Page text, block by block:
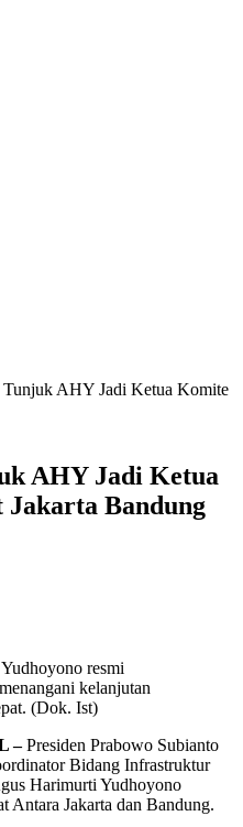
Tunjuk AHY Jadi Ketua Komite
AHY Jadi Ketua
Bandung
resmi
kelanjutan
(Dok. Ist)
–Presiden Prabowo Subianto
Bidang Infrastruktur
Harimurti Yudhoyono
Antara Jakarta dan Bandung.